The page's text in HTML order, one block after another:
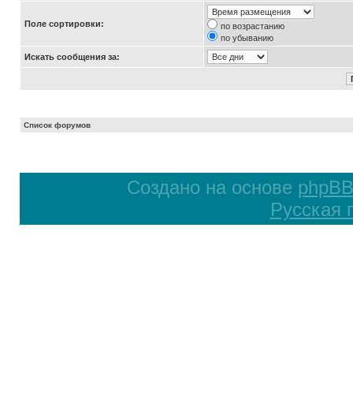
Поле сортировки:
по возрастанию
по убыванию
Искать сообщения за:
Список форумов
Создано на основе phpBB
Русская